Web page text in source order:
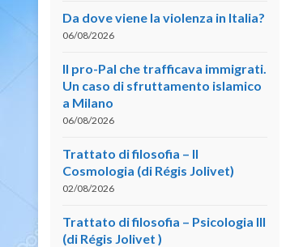
Da dove viene la violenza in Italia?
06/08/2026
Il pro-Pal che trafficava immigrati.
Un caso di sfruttamento islamico
a Milano
06/08/2026
Trattato di filosofia – II
Cosmologia (di Régis Jolivet)
02/08/2026
Trattato di filosofia – Psicologia III
(di Régis Jolivet )